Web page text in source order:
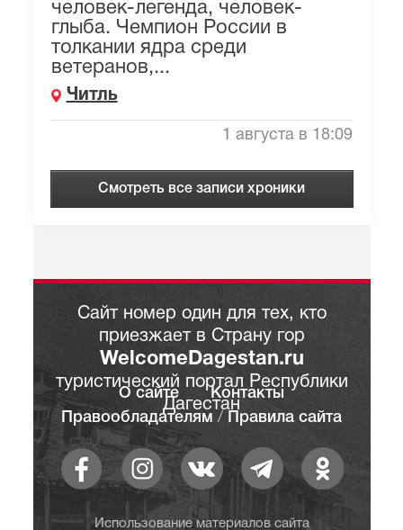
человек-легенда, человек-
глыба. Чемпион России в
толкании ядра среди
ветеранов,...
Читль
1 августа в 18:09
Смотреть все записи хроники
Сайт номер один для тех, кто
приезжает в Страну гор
WelcomeDagestan.ru
туристический портал Республики
Дагестан
О сайте
Контакты
Правообладателям / Правила сайта
Использование материалов сайта